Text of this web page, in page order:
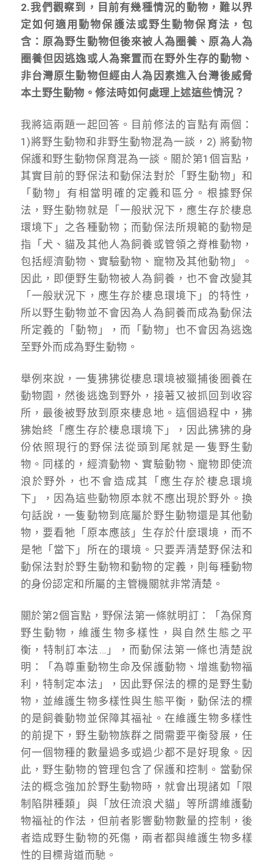
2.我們觀察到，目前有幾種情況的動物，難以界
定如何適用動物保護法或野生動物保育法，包
含：原為野生動物但後來被人為圈養、原為人為
圈養但因逃逸或人為棄置而在野外生存的動物、
非台灣原生動物但經由人為因素進入台灣後威脅
本土野生動物。修法時如何處理上述這些情況？
我將這兩題一起回答。目前修法的盲點有兩個：
1)將野生動物和非野生動物混為一談，2) 將動物
保護和野生動物保育混為一談。關於第1個盲點，
其實目前的野保法和動保法對於「野生動物」和
「動物」有相當明確的定義和區分。根據野保
法，野生動物就是「一般狀況下，應生存於棲息
環境下」之各種動物；而動保法所規範的動物是
指「犬、貓及其他人為飼養或管領之脊椎動物，
包括經濟動物、實驗動物、寵物及其他動物」。
因此，即便野生動物被人為飼養，也不會改變其
「一般狀況下，應生存於棲息環境下」的特性，
所以野生動物並不會因為人為飼養而成為動保法
所定義的「動物」，而「動物」也不會因為逃逸
至野外而成為野生動物。
舉例來說，一隻狒狒從棲息環境被獵捕後圈養在
動物園，然後逃逸到野外，接著又被抓回到收容
所，最後被野放到原來棲息地。這個過程中，狒
狒始終「應生存於棲息環境下」，因此狒狒的身
份依照現行的野保法從頭到尾就是一隻野生動
物。同樣的，經濟動物、實驗動物、寵物即使流
浪於野外，也不會造成其「應生存於棲息環境
下」，因為這些動物原本就不應出現於野外。換
句話說，一隻動物到底屬於野生動物還是其他動
物，要看牠「原本應該」生存於什麼環境，而不
是牠「當下」所在的環境。只要弄清楚野保法和
動保法對於野生動物和動物的定義，則每種動物
的身份認定和所屬的主管機關就非常清楚。
關於第2個盲點，野保法第一條就明訂：「為保育
野生動物，維護生物多樣性，與自然生態之平
衡，特制訂本法…」，而動保法第一條也清楚說
明：「為尊重動物生命及保護動物、增進動物福
利，特制定本法」，因此野保法的標的是野生動
物，並維護生物多樣性與生態平衡，動保法的標
的是飼養動物並保障其福祉。在維護生物多樣性
的前提下，野生動物族群之間需要平衡發展，任
何一個物種的數量過多或過少都不是好現象。因
此，野生動物的管理包含了保護和控制。當動保
法的概念強加於野生動物時，就會出現諸如「限
制陷阱種類」與「放任流浪犬貓」等所謂維護動
物福祉的作法，但前者影響動物數量的控制，後
者造成野生動物的死傷，兩者都與維護生物多樣
性的目標背道而馳。